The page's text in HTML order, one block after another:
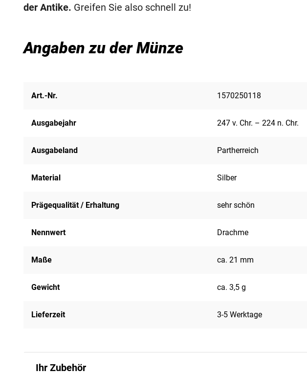
der Antike. Greifen Sie also schnell zu!
Angaben zu der Münze
Art.-Nr. 1570250118
Ausgabejahr 247 v. Chr. – 224 n. Chr.
Ausgabeland Partherreich
Material Silber
Prägequalität / Erhaltung sehr schön
Nennwert Drachme
Maße ca. 21 mm
Gewicht ca. 3,5 g
Lieferzeit 3-5 Werktage
Ihr Zubehör